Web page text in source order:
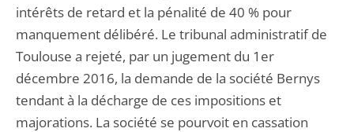
intérêts de retard et la pénalité de 40 % pour
manquement délibéré. Le tribunal administratif de
Toulouse a rejeté, par un jugement du 1er
décembre 2016, la demande de la société Bernys
tendant à la décharge de ces impositions et
majorations. La société se pourvoit en cassation